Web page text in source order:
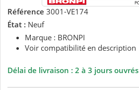
Référence 3001-VE174
État : Neuf
Marque : BRONPI
Voir compatibilité en description
Délai de livraison : 2 à 3 jours ouvrés